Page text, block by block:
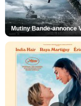
Mutiny Bande-annonce